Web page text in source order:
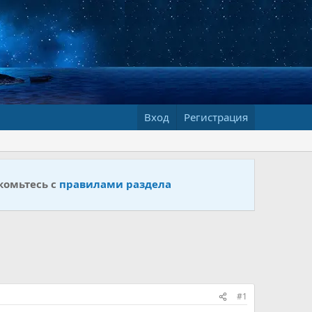
Вход Регистрация
с правилами раздела
#1